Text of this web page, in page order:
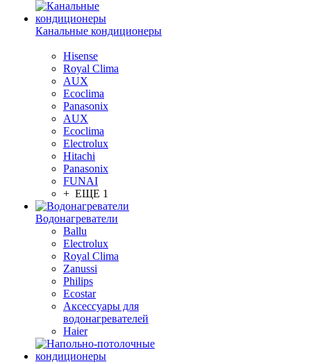
Канальные кондиционеры
Hisense
Royal Clima
AUX
Ecoclima
Panasonix
AUX
Ecoclima
Electrolux
Hitachi
Panasonix
FUNAI
+ ЕЩЕ 1
Водонагреватели
Ballu
Electrolux
Royal Clima
Zanussi
Philips
Ecostar
Аксессуары для
водонагревателей
Haier